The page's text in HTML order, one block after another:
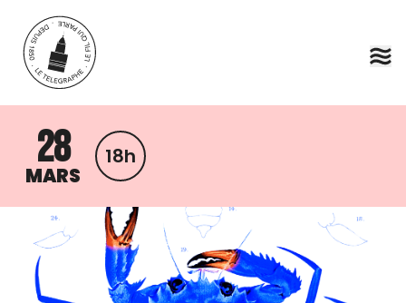
Aller au contenu principal
28
MARS
18h